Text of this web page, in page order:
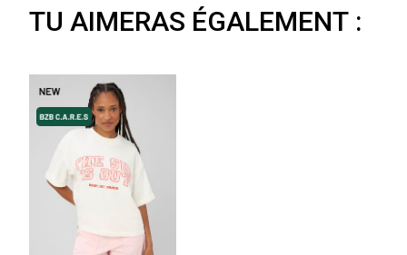
TU AIMERAS ÉGALEMENT :